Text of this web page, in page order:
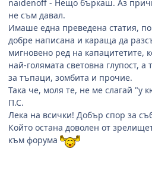
naidenoff - Нещо бъркаш. Аз
не съм давал.
Имаше една преведена статия,
добре написана и караща да
мигновено ред на капацитетите,
най-голямата световна глупост, а
за тъпаци, зомбита и прочие.
Така че, моля те, не ме слагай "у
П.С.
Лека на всички! Добър спор за
Който остана доволен от
към форума